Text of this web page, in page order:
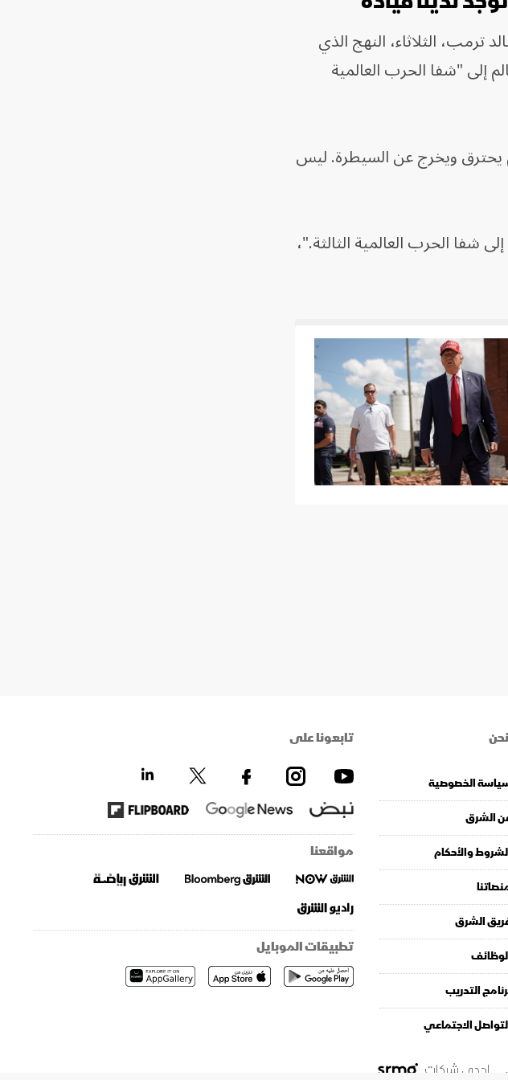
ترمب، الثلاثاء، النهج الذي
إلى "شفا الحرب العالمية
يحترق ويخرج عن السيطرة. ليس
شفا الحرب العالمية الثالثة."،
الخصوصية
الشرق
والأحكام
الشرق
التدريب
الاجتماعي
تابعونا على
مواقعنا
تطبيقات الموبايل
إحدى شركات